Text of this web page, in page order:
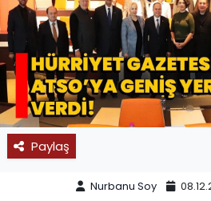
Paylaş
Nurbanu Soy
SPOR
11:11 MANŞET